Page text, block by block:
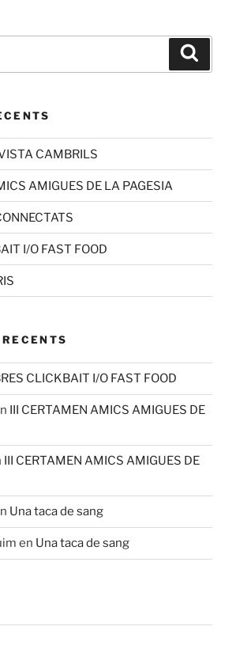
CAMBRILS
AMIGUES DE LA PAGESIA
I/O FAST FOOD
CLICKBAIT I/O FAST FOOD
III CERTAMEN AMICS AMIGUES DE
III CERTAMEN AMICS AMIGUES DE
Una taca de sang
en Una taca de sang